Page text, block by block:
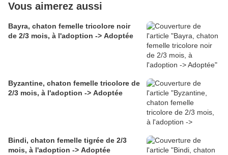
Vous aimerez aussi
Bayra, chaton femelle tricolore noir
de 2/3 mois, à l'adoption -> Adoptée
Byzantine, chaton femelle tricolore de
2/3 mois, à l'adoption -> Adoptée
Bindi, chaton femelle tigrée de 2/3
mois, à l'adoption -> Adoptée